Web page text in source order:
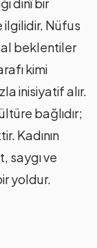
Nüfus
beklentiler
kimi
inisiyatif alır.
bağlıdır;
Kadının
saygı ve
yoldur.